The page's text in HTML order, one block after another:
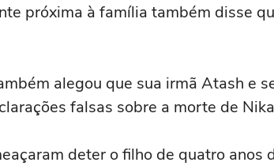
próxima à família também disse
alegou que sua irmã Atash e
falsas sobre a morte de
deter o filho de quatro anos